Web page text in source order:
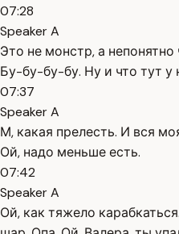
07:28
Speaker A
Это не монстр, а
Бу-бу-бу-бу. Ну и что тут у
07:37
Speaker A
М, какая прелесть. И вся
Ой, надо меньше есть.
07:42
Speaker A
Ой, как тяжело